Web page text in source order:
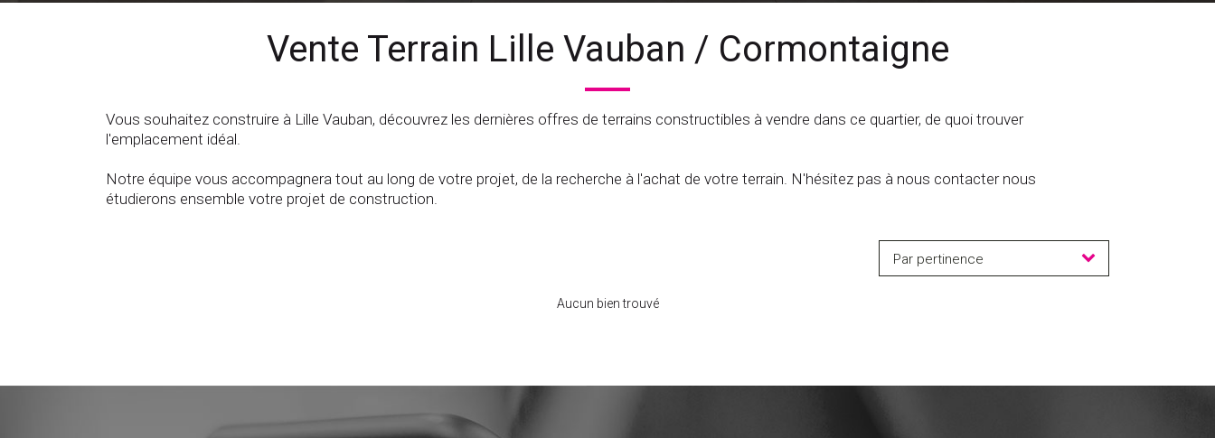
Vente Terrain Lille Vauban / Cormontaigne
Vous souhaitez construire à Lille Vauban, découvrez les dernières offres de terrains constructibles à vendre dans ce quartier, de quoi trouver
l'emplacement idéal.
Notre équipe vous accompagnera tout au long de votre projet, de la recherche à l'achat de votre terrain. N'hésitez pas à nous contacter nous
étudierons ensemble votre projet de construction.
Par pertinence
Aucun bien trouvé